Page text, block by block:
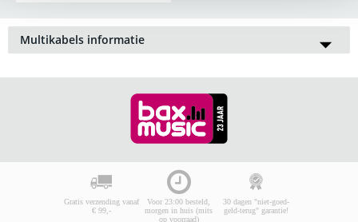
Multikabels informatie
gemaakt van multikabels die u kunt inprikken op eenPA-
slechts één kabel door de zaal of over het podium hebt lopen.
Dit is veel veiliger en ziet er bovendien veel beter uit. Wilt u
uw multikabel verder bedekken, dan kunt u terecht in de
kabelmatten en bruggen. In de categorie
bekabeling treft u hier ook
multikabel per meter/rol
multiconnectoren.
Gratis verzending vanaf
€ 99,-
Voor 23:00 besteld,
morgen in huis (mits
op voorraad)
30 dagen "niet-goed-
geld-terug" garantie!